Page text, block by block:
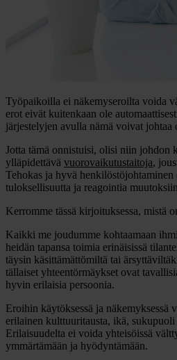
Työpaikoilla ei näkemyseroilta voida
erot eivät kuitenkaan ole
järjestelyjen avulla nämä voivat johtaa
Jotta tämä onnistuisi, olisi niin johdon
ylläpidettävä vuorovaikutustaitoja,
Tehokas ja hyvä henkilöstöjohtaminen
tuloksellisuutta ja reagointia
Kerromme tässä kirjoituksessa, mistä
Kaikki me joudumme kohtaamaan
heidän tapansa toimia erinäisissä
täysin käsittämättömiltä tai
tällaiset yhteentörmäykset ovat
hyvin erilaisia persoonia.
Eroihin käytöksessä ja näkemyksessä
erilainen kulttuuritausta, ikä, sukupuoli
Erilaisuudelta ei voida yhteisöissä
ymmärtämään ja hyödyntämään.